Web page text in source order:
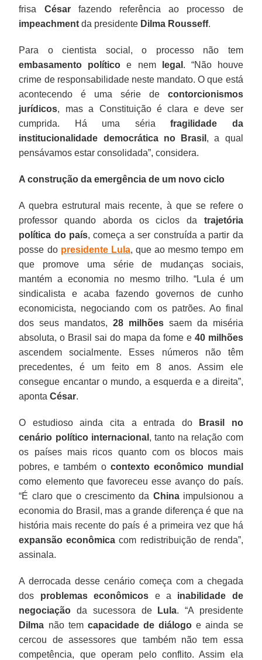
frisa Césarfazendo referência ao processo de
impeachment da presidente Dilma Rousseff.
Para o cientista social, o processo não tem
embasamento político e nem legal . “Não houve
crime de responsabilidade neste mandato. O que está
acontecendo é uma série de contorcionismos
jurídicos, mas a Constituição é clara e deve ser
cumprida. Há uma sériafragilidade da
institucionalidade democrática no Brasil , a qual
pensávamos estar consolidada”, considera.
A construção da emergência de um novo ciclo
A quebra estrutural mais recente, à que se refere o
professor quando aborda os ciclos da trajetória
política do país, começa a ser construída a partir da
posse do presidente Lula, que ao mesmo tempo em
que promove uma série de mudanças sociais,
mantém a economia no mesmo trilho. “Lula é um
sindicalista e acaba fazendo governos de cunho
economicista, negociando com os patrões. Ao final
dos seus mandatos,28 milhõessaem da miséria
absoluta, o Brasil sai do mapa da fome e 40 milhões
ascendem socialmente. Esses números não têm
precedentes, é um feito em 8 anos. Assim ele
consegue encantar o mundo, a esquerda e a direita”,
apontaCésar.
O estudioso ainda cita a entrada do
Brasil no
cenário político internacional , tanto na relação com
os países mais ricos quanto com os blocos mais
pobres, e também o contexto econômico mundial
como elemento que favoreceu esse avanço do país.
“É claro que o crescimento da Chinaimpulsionou a
economia do Brasil, mas a grande diferença é que na
história mais recente do país é a primeira vez que há
expansão econômica com redistribuição de renda”,
assinala.
A derrocada desse cenário começa com a chegada
dos problemas econômicos e a inabilidade de
negociação da sucessora de Lula. “A presidente
Dilma não tem capacidade de diálogo e ainda se
cercou de assessores que também não tem essa
competência, que operam pelo conflito. Assim ela